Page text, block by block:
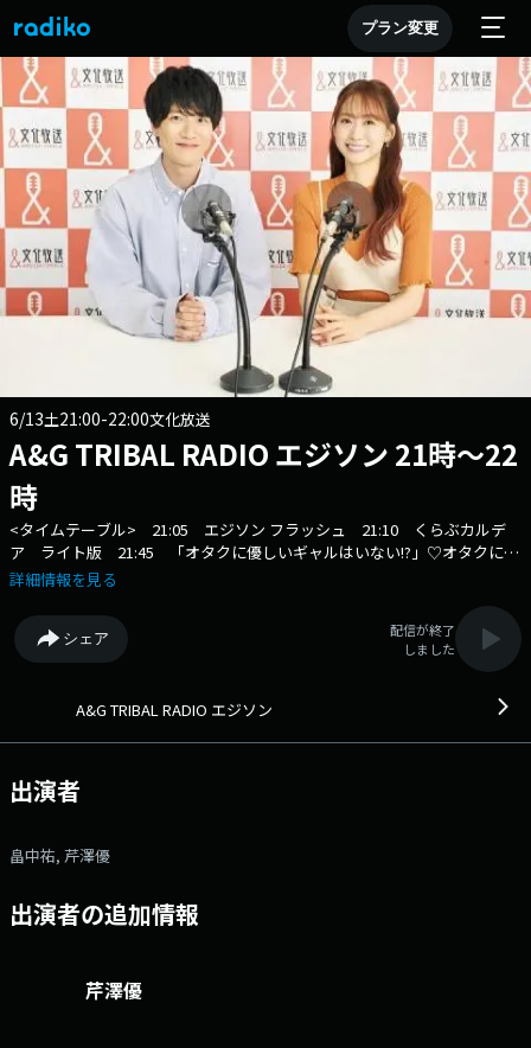
プラン変更
6/13土21:00-22:00文化放送
A&G TRIBAL RADIO エジソン 21時～22
時
<タイムテーブル> 21:05 エジソン フラッシュ 21:10 くらぶカルデ
ア ライト版 21:45 「オタクに優しいギャルはいない!?」♡オタクに優
しいギャルのラジオ♡ 22:05 グリモア presents タイトル名を大声で叫
21時台：七海ひろき／22時台：ASH DA HERO（ASH） 番組メールフ
ォーム： https://form.run/@agson X（旧Twitter）ページは
「https://twitter.com/_agson_」 畠中祐、芹澤優をパーソナリテ
していきます！ 文化放送公式X（旧Twitter）アカウントは
「https://www.facebook.com/1134joqr」 文化放送公式LINEは
「@joqr_916」
詳細情報を見る
シェア
配信が終了
しました
A&G TRIBAL RADIO エジソン
出演者
畠中祐, 芹澤優
出演者の追加情報
芹澤優